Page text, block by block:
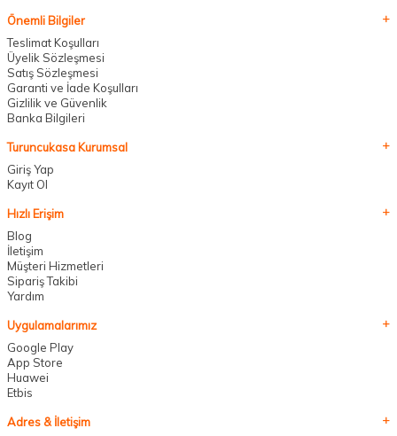
Önemli Bilgiler
Teslimat Koşulları
Üyelik Sözleşmesi
Satış Sözleşmesi
Garanti ve İade Koşulları
Gizlilik ve Güvenlik
Banka Bilgileri
Turuncukasa Kurumsal
Giriş Yap
Kayıt Ol
Hızlı Erişim
Blog
İletişim
Müşteri Hizmetleri
Sipariş Takibi
Yardım
Uygulamalarımız
Google Play
App Store
Huawei
Etbis
Adres & İletişim